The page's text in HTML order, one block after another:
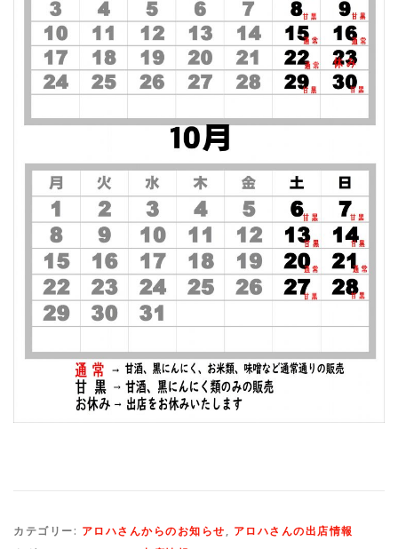
カテゴリー: アロハさんからのお知らせ, アロハさんの出店情報